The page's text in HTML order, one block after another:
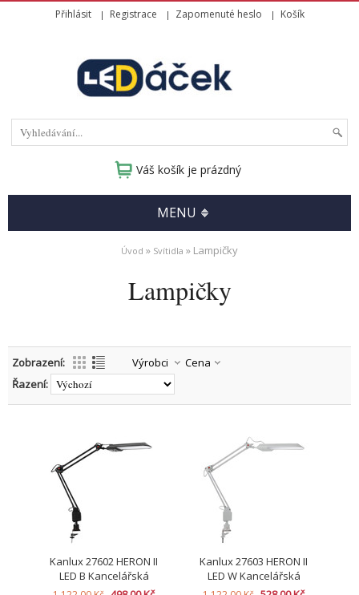
Přihlásit Registrace Zapomenuté heslo Košík
Váš košík je prázdný
MENU
Úvod » Svítidla » Lampičky
Lampičky
Zobrazení: Výrobci
Cena
Řazení:
Kanlux 27602 HERON II
LED B Kancelářská
lampa LED (starý kód
Kanlux 27603 HERON II
LED W Kancelářská
lampa LED (starý kód